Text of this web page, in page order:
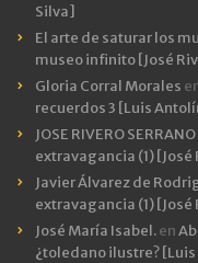
Silva]
El arte de saturar los
museo infinito [José
Gloria Corral Morales
recuerdos 3 [Luis
JOSE RIVERO SERRANO
extravagancia (1) [José
Javier Álvarez de
extravagancia (1) [José
José María Isabel.en
¿toledano ilustre?